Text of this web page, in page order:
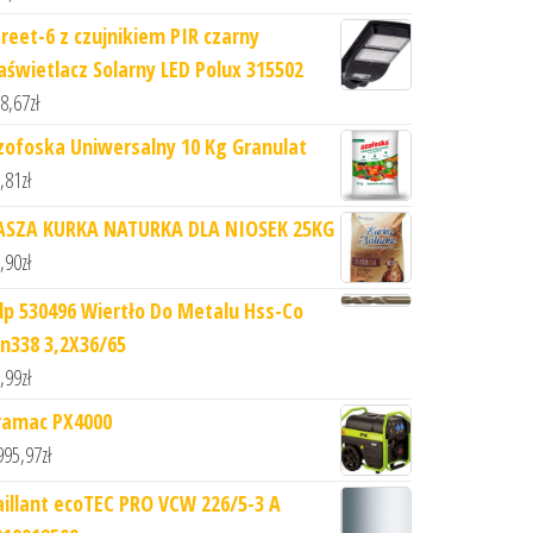
6 z czujnikiem PIR czarny
Solarny LED Polux 315502
zł
Uniwersalny 10 Kg Granulat
zł
KURKA NATURKA DLA NIOSEK 25KG
zł
530496 Wiertło Do Metalu Hss-Co
3,2X36/65
zł
PX4000
zł
ecoTEC PRO VCW 226/5-3 A